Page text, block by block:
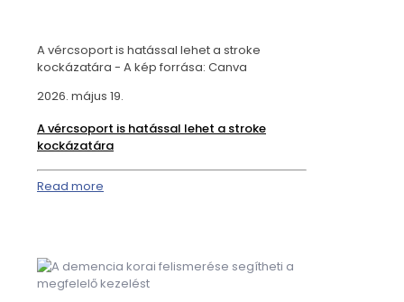
A vércsoport is hatással lehet a stroke
kockázatára - A kép forrása: Canva
2026. május 19.
A vércsoport is hatással lehet a stroke
kockázatára
Read more